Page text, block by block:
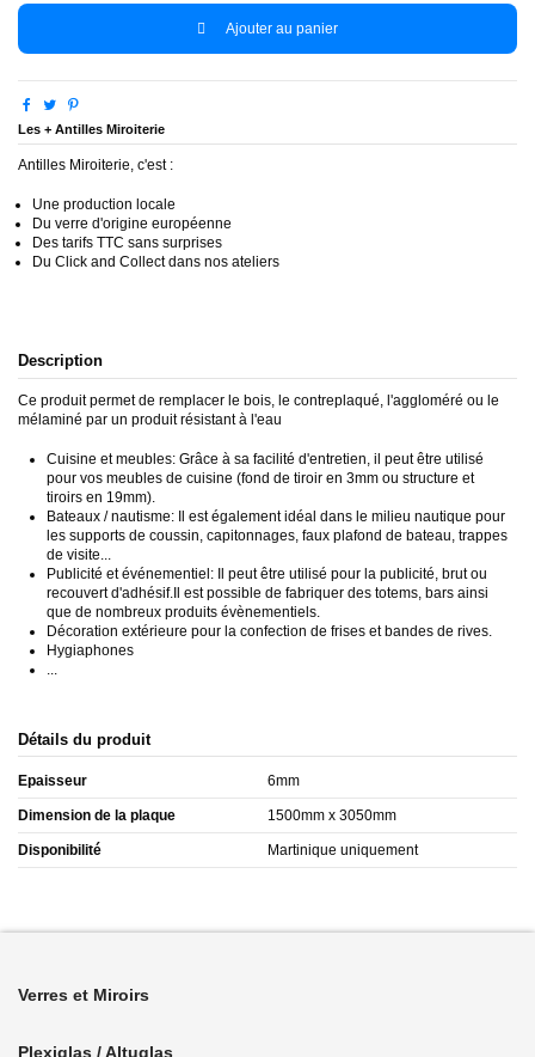
Ajouter au panier
Les + Antilles Miroiterie
Antilles Miroiterie, c'est :
Une production locale
Du verre d'origine européenne
Des tarifs TTC sans surprises
Du Click and Collect dans nos ateliers
Description
Ce produit permet de remplacer le bois, le contreplaqué, l'aggloméré ou le
mélaminé par un produit résistant à l'eau
Cuisine et meubles: Grâce à sa facilité d'entretien, il peut être utilisé
pour vos meubles de cuisine (fond de tiroir en 3mm ou structure et
tiroirs en 19mm).
Bateaux / nautisme: Il est également idéal dans le milieu nautique pour
les supports de coussin, capitonnages, faux plafond de bateau, trappes
de visite...
Publicité et événementiel: Il peut être utilisé pour la publicité, brut ou
recouvert d'adhésif.Il est possible de fabriquer des totems, bars ainsi
que de nombreux produits évènementiels.
Décoration extérieure pour la confection de frises et bandes de rives.
Hygiaphones
Détails du produit
Epaisseur 6mm
Dimension de la plaque 1500mm x 3050mm
Disponibilité Martinique uniquement
Verres et Miroirs
Plexiglas / Altuglas